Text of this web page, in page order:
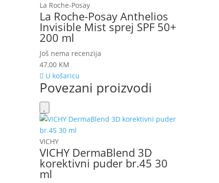
La Roche-Posay
La Roche-Posay Anthelios
Invisible Mist sprej SPF 50+
200 ml
Još nema recenzija
47,00 KM
U košaricu
Povezani proizvodi
VICHY
VICHY DermaBlend 3D
korektivni puder br.45 30
ml